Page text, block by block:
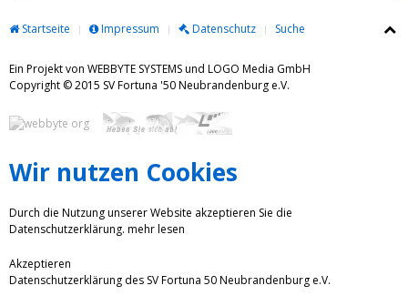
Startseite Impressum Datenschutz Suche
Ein Projekt von WEBBYTE SYSTEMS und LOGO Media GmbH
Copyright © 2015 SV Fortuna '50 Neubrandenburg e.V.
Wir nutzen Cookies
Durch die Nutzung unserer Website akzeptieren Sie die
Datenschutzerklärung. mehr lesen
Akzeptieren
Datenschutzerklärung des SV Fortuna 50 Neubrandenburg e.V.